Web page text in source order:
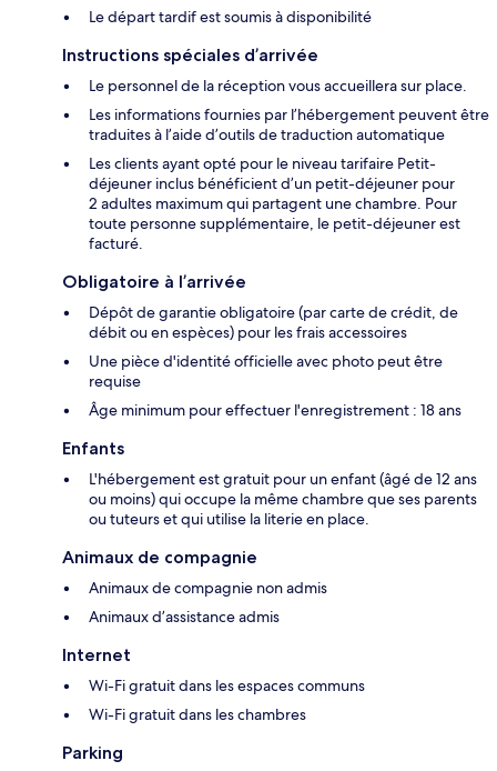
Le départ tardif est soumis à disponibilité
Instructions spéciales d’arrivée
Le personnel de la réception vous accueillera sur place.
Les informations fournies par l’hébergement peuvent être
traduites à l’aide d’outils de traduction automatique
Les clients ayant opté pour le niveau tarifaire Petit-
déjeuner inclus bénéficient d’un petit-déjeuner pour
2 adultes maximum qui partagent une chambre. Pour
toute personne supplémentaire, le petit-déjeuner est
facturé.
Obligatoire à l’arrivée
Dépôt de garantie obligatoire (par carte de crédit, de
débit ou en espèces) pour les frais accessoires
Une pièce d'identité officielle avec photo peut être
requise
Âge minimum pour effectuer l'enregistrement : 18 ans
Enfants
L'hébergement est gratuit pour un enfant (âgé de 12 ans
ou moins) qui occupe la même chambre que ses parents
ou tuteurs et qui utilise la literie en place.
Animaux de compagnie
Animaux de compagnie non admis
Animaux d’assistance admis
Internet
Wi-Fi gratuit dans les espaces communs
Wi-Fi gratuit dans les chambres
Parking